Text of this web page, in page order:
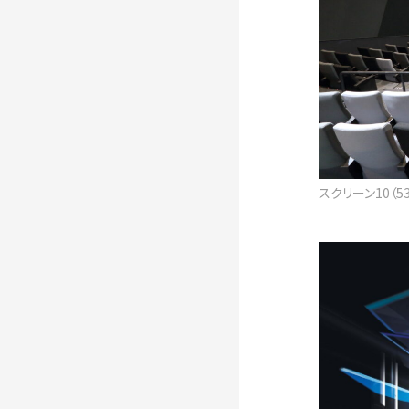
スクリーン10（